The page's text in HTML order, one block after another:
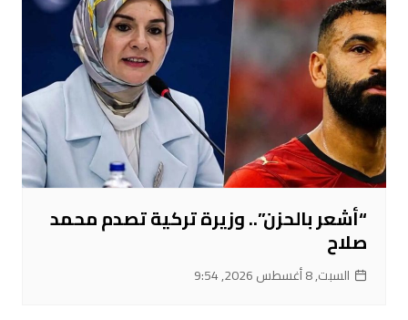
“أشعر بالحزن”.. وزيرة تركية تصدم محمد
صلاح
السبت, 8 أغسطس 2026, 9:54